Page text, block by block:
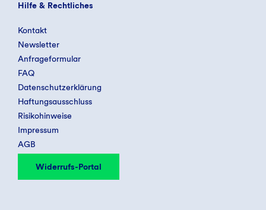
Hilfe & Rechtliches
Kontakt
Newsletter
Anfrageformular
FAQ
Datenschutzerklärung
Haftungsausschluss
Risikohinweise
Impressum
AGB
Widerrufs-Portal